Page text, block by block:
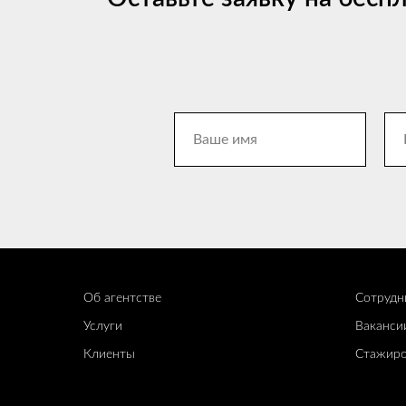
Об агентстве
Услуги
Клиенты